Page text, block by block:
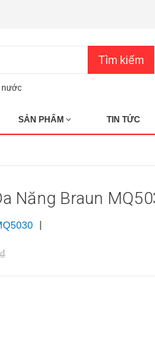
Tìm kiếm
nước
SẢN PHẨM TIN TỨC
Năng Braun
|